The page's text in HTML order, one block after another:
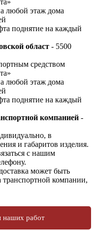
любой этаж дома
поднятие на каждый
област - 5500
средством
любой этаж дома
поднятие на каждый
компанией -
в
и габаритов изделия.
с нашим
может быть
транспортной компании,
наших работ